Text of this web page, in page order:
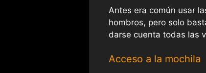
Antes era común usar
hombros, pero solo
darse cuenta todas las
Acceso a la mochila